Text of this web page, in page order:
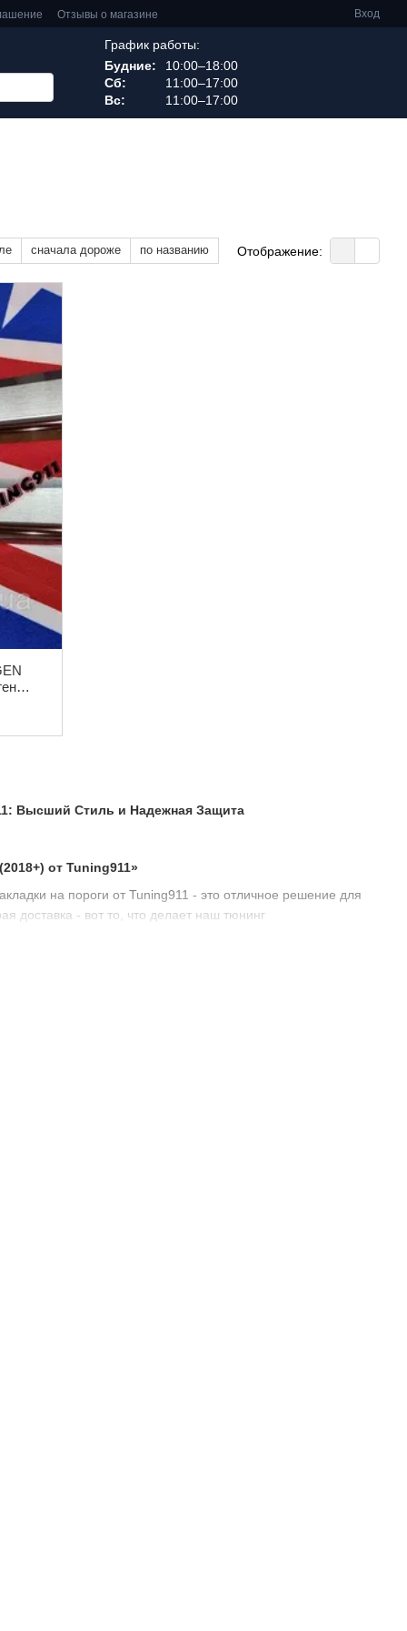
Отзывы о магазине Вход
График работы:
Будние:
10:00–18:00
Сб:
11:00–17:00
Вс:
11:00–17:00
сначала дороже по названию Отображение:
Высший Стиль и Надежная Защита
от Tuning911»
на пороги от Tuning911 - это отличное решение для
доставка - вот то, что делает наш тюнинг